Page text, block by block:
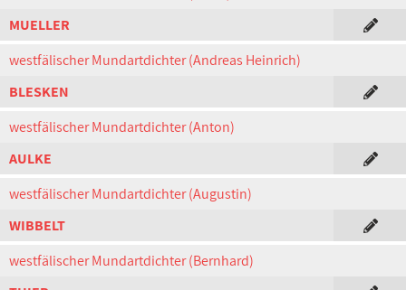
MUELLER
westfälischer Mundartdichter (Andreas Heinrich)
BLESKEN
westfälischer Mundartdichter (Anton)
AULKE
westfälischer Mundartdichter (Augustin)
WIBBELT
westfälischer Mundartdichter (Bernhard)